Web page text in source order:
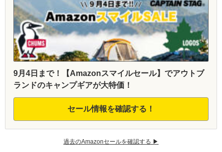
9月4日まで！【Amazonスマイルセール】でアウトブ
ランドのキャンプギアが大特価！
セール情報を確認する！
過去のAmazonセールを確認する ▶︎